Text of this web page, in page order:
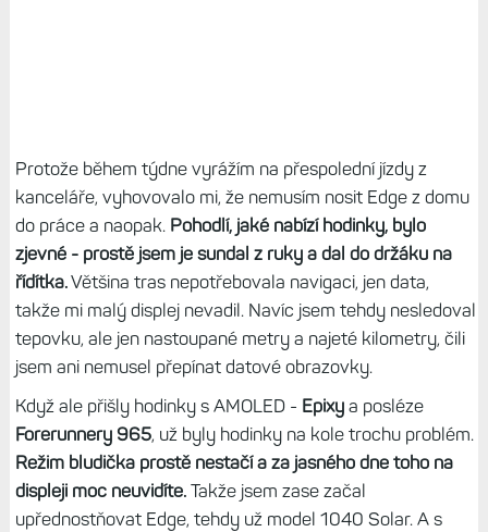
Protože během týdne vyrážím na přespolední jízdy z
kanceláře, vyhovovalo mi, že nemusím nosit Edge z domu
do práce a naopak. Pohodlí, jaké nabízí hodinky, bylo
zjevné - prostě jsem je sundal z ruky a dal do držáku na
řídítka.Většina tras nepotřebovala navigaci, jen data,
takže mi malý displej nevadil. Navíc jsem tehdy nesledoval
tepovku, ale jen nastoupané metry a najeté kilometry, čili
jsem ani nemusel přepínat datové obrazovky.
Když ale přišly hodinky s AMOLED - Epixya posléze
Forerunnery 965, už byly hodinky na kole trochu problém.
Režim bludička prostě nestačí a za jasného dne toho na
displeji moc neuvidíte.Takže jsem zase začal
upřednostňovat Edge, tehdy už model 1040 Solar. A s